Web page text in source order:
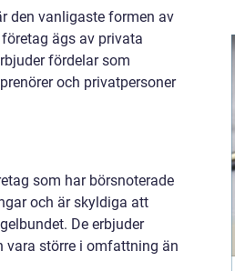
den vanligaste formen av
ägs av privata
fördelar som
och privatpersoner
som har börsnoterade
och är skyldiga att
De erbjuder
vara större i omfattning än